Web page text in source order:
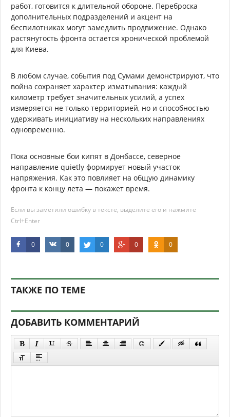
работ, готовится к длительной обороне. Переброска
дополнительных подразделений и акцент на
беспилотниках могут замедлить продвижение. Однако
растянутость фронта остается хронической проблемой
для Киева.
В любом случае, события под Сумами демонстрируют, что
война сохраняет характер изматывания: каждый
километр требует значительных усилий, а успех
измеряется не только территорией, но и способностью
удерживать инициативу на нескольких направлениях
одновременно.
Пока основные бои кипят в Донбассе, северное
направление quietly формирует новый участок
напряжения. Как это повлияет на общую динамику
фронта к концу лета — покажет время.
Если вы заметили ошибку в тексте, выделите его и нажмите
Ctrl+Enter
0 0 0 0 0
ТАКЖЕ ПО ТЕМЕ
ДОБАВИТЬ КОММЕНТАРИЙ